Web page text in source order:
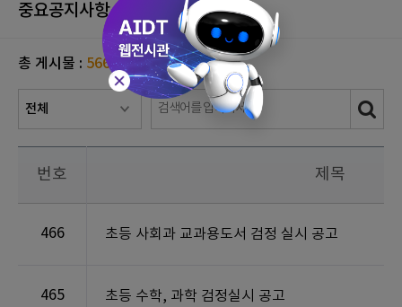
중요공지사항
총 게시물 : 566
번호 제목
466 초등 사회과 교과용도서 검정 실시 공고
465 초등 수학, 과학 검정실시 공고